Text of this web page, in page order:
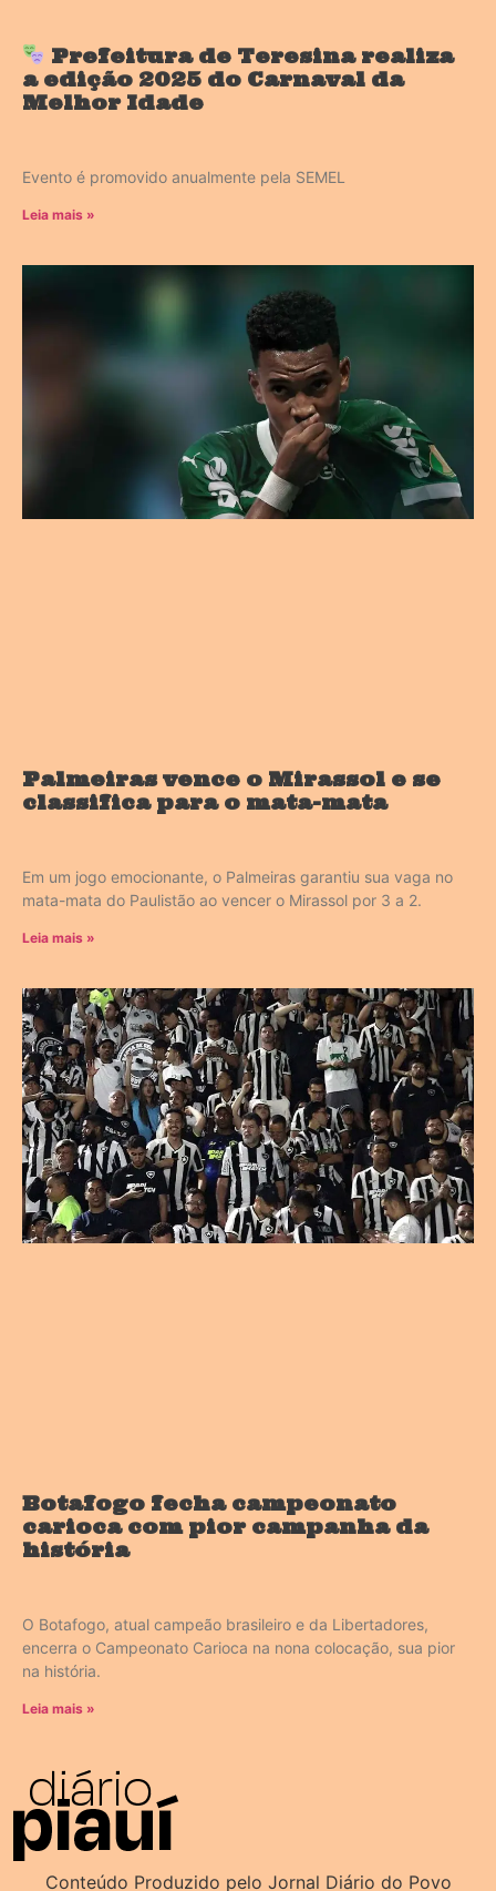
Prefeitura de Teresina realiza
a edição 2025 do Carnaval da
Melhor Idade
Evento é promovido anualmente pela SEMEL
Leia mais »
Palmeiras vence o Mirassol e se
classifica para o mata-mata
Em um jogo emocionante, o Palmeiras garantiu sua vaga no
mata-mata do Paulistão ao vencer o Mirassol por 3 a 2.
Leia mais »
Botafogo fecha campeonato
carioca com pior campanha da
história
O Botafogo, atual campeão brasileiro e da Libertadores,
encerra o Campeonato Carioca na nona colocação, sua pior
na história.
Leia mais »
Conteúdo Produzido pelo Jornal Diário do Povo